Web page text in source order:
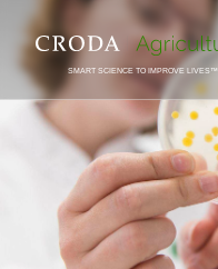
PARA
CONTEÚDO
PULAR
PARA
MENU
SMART SCIENCE TO IMPROVE LIVES™